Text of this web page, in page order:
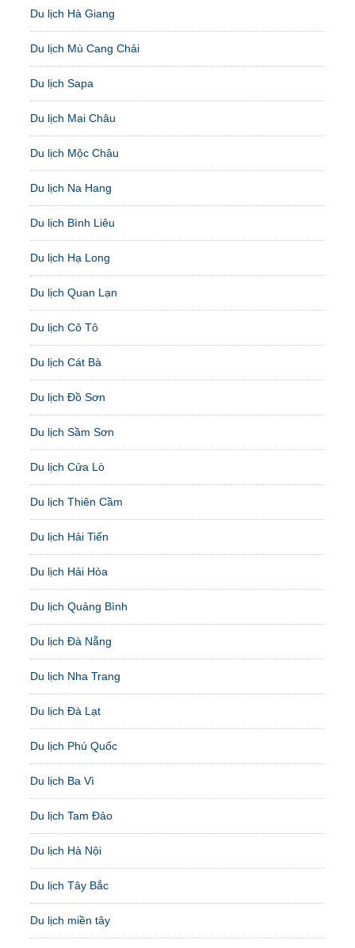
Du lịch Hà Giang
Du lịch Mù Cang Chải
Du lịch Sapa
Du lịch Mai Châu
Du lịch Mộc Châu
Du lịch Na Hang
Du lịch Bình Liêu
Du lịch Hạ Long
Du lịch Quan Lạn
Du lịch Cô Tô
Du lịch Cát Bà
Du lịch Đồ Sơn
Du lịch Sầm Sơn
Du lịch Cửa Lò
Du lịch Thiên Cầm
Du lịch Hải Tiến
Du lịch Hải Hòa
Du lịch Quảng Bình
Du lịch Đà Nẵng
Du lịch Nha Trang
Du lịch Đà Lạt
Du lịch Phú Quốc
Du lịch Ba Vì
Du lịch Tam Đảo
Du lịch Hà Nội
Du lịch Tây Bắc
Du lịch miền tây